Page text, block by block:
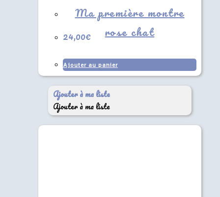
Ma première montre
rose chat
24,00€
Ajouter au panier
Ajouter à ma liste
Ajouter à ma liste